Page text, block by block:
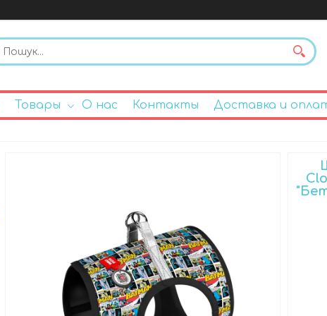
Товары О нас Контакты Доставка и